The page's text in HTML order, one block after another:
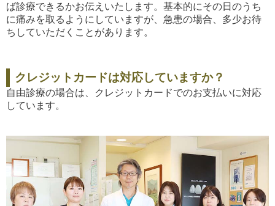
ば診療できるかお伝えいたします。基本的にその日のうち
に痛みを取るようにしていますが、急患の場合、多少お待
ちしていただくことがあります。
クレジットカードは対応していますか？
自由診療の場合は、クレジットカードでのお支払いに対応
しています。